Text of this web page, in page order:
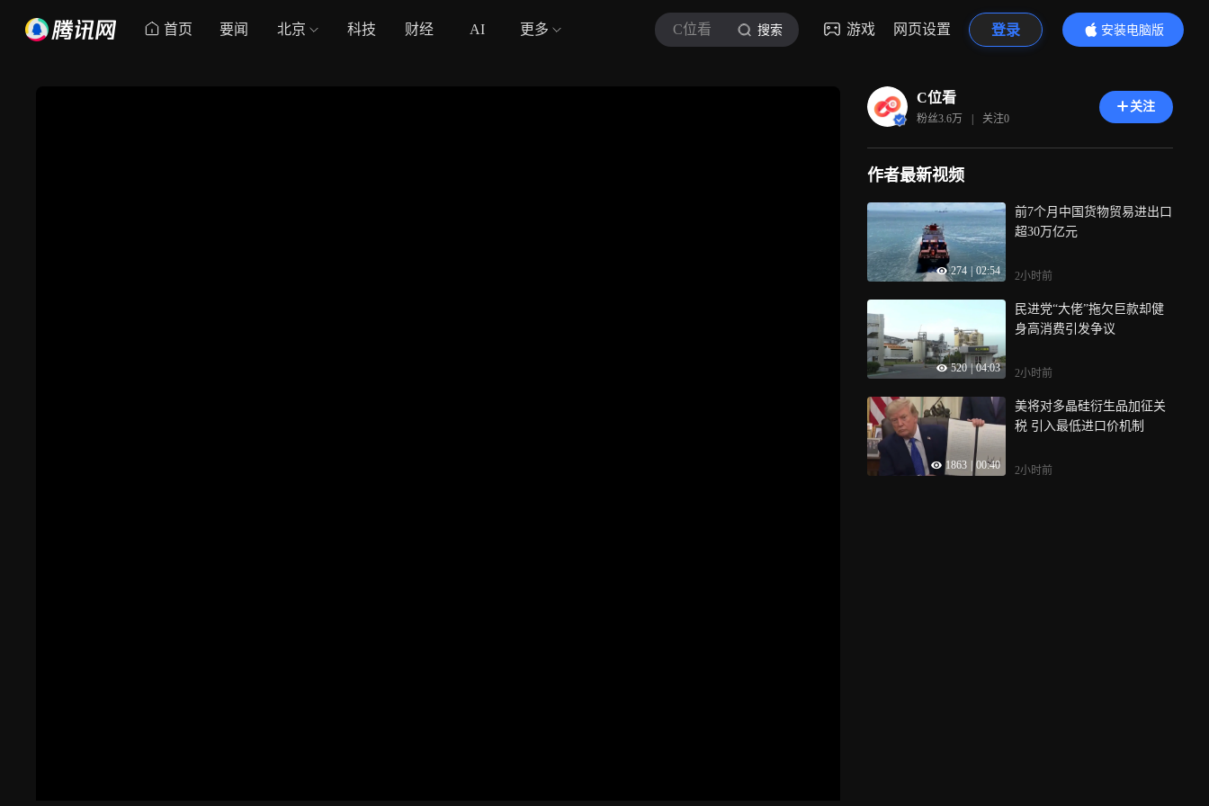
首页 要闻 北京 科技 财经 AI 更多 C位看 搜索 游戏 网页设置 登录
安装电脑版
内容更精彩
C位看
粉丝3.6万 | 关注0
关注
作者最新视频
274 02:54
前7个月中国货物贸易进出口
超30万亿元
2小时前
520 | 04:03
民进党“大佬”拖欠巨款却健
身高消费引发争议
2小时前
1863 00:40
美将对多晶硅衍生品加征关
税 引入最低进口价机制
2小时前